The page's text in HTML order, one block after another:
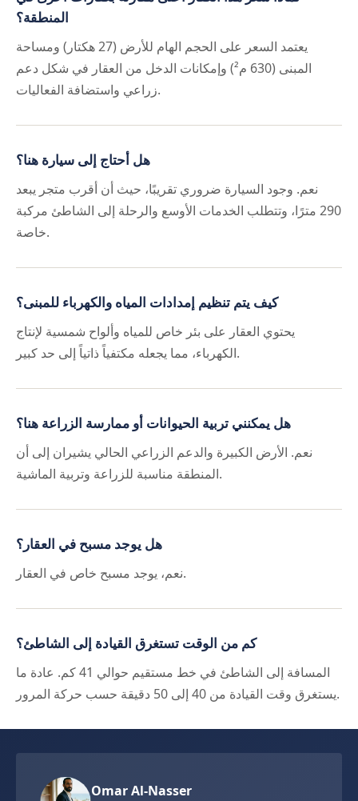
المنطقة؟
يعتمد السعر على الحجم الهام للأرض (27 هكتار) ومساحة
المبنى (630 م²) وإمكانات الدخل من العقار في شكل دعم
زراعي واستضافة الفعاليات.
هل أحتاج إلى سيارة هنا؟
نعم. وجود السيارة ضروري تقريبًا، حيث أن أقرب متجر يبعد
290 مترًا، وتتطلب الخدمات الأوسع والرحلة إلى الشاطئ مركبة
خاصة.
كيف يتم تنظيم إمدادات المياه والكهرباء للمبنى؟
يحتوي العقار على بئر خاص للمياه وألواح شمسية لإنتاج
الكهرباء، مما يجعله مكتفياً ذاتياً إلى حد كبير.
هل يمكنني تربية الحيوانات أو ممارسة الزراعة هنا؟
نعم. الأرض الكبيرة والدعم الزراعي الحالي يشيران إلى أن
المنطقة مناسبة للزراعة وتربية الماشية.
هل يوجد مسبح في العقار؟
نعم، يوجد مسبح خاص في العقار.
كم من الوقت تستغرق القيادة إلى الشاطئ؟
المسافة إلى الشاطئ في خط مستقيم حوالي 41 كم. عادة ما
يستغرق وقت القيادة من 40 إلى 50 دقيقة حسب حركة المرور.
Omar Al-Nasser